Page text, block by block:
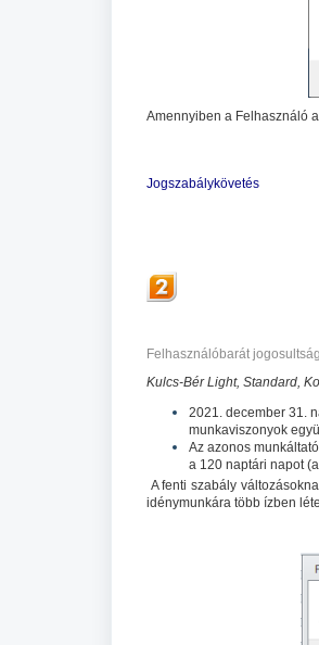
Amennyiben a Felhasználó
Jogszabálykövetés
Felhasználóbarát
Kulcs-Bér Light, Standard,
2021. december 31.
munkaviszonyok
Az azonos
a 120 naptári napot
A fenti szabály
idénymunkára több ízben